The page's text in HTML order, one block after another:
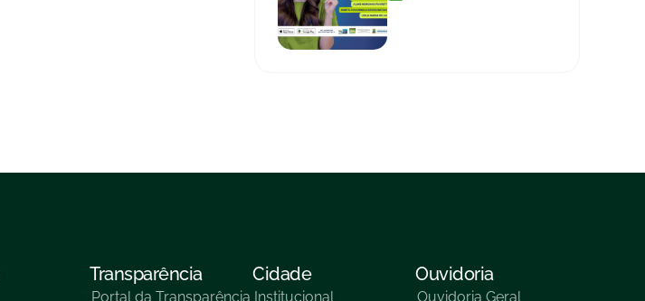
Transparência
Portal da Transparência
Cidade
Institucional
Ouvidoria
Ouvidoria Geral